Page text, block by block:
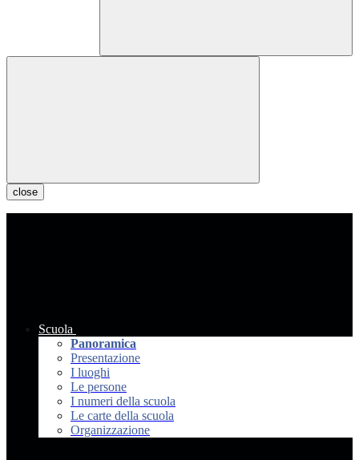
close
Scuola
Panoramica
Presentazione
I luoghi
Le persone
I numeri della scuola
Le carte della scuola
Organizzazione